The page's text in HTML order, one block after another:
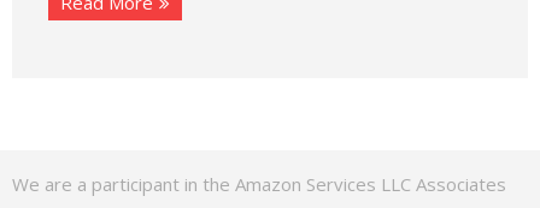
We are a participant in the Amazon Services LLC Associates